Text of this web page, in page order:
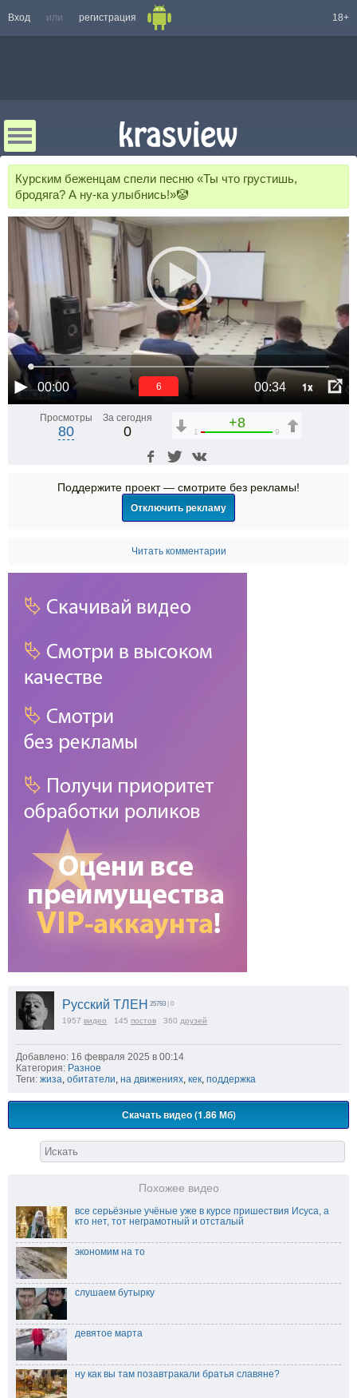
Вход или регистрация 18+
Курским беженцам спели песню «Ты что грустишь,
бродяга? А ну-ка улыбнись!»🤡
00:00 00:34 1x
6
Просмотры
80
За сегодня
0
+8
1 9
Поддержите проект — смотрите без рекламы!
Отключить рекламу
Читать комментарии
Русский ТЛЕН 25793 | 0
1957 видео 145 постов 360 друзей
Добавлено: 16 февраля 2025 в 00:14
Категория: Разное
Теги: жиза, обитатели, на движениях, кек, поддержка
Скачать видео (1.86 Мб)
Похожее видео
все серьёзные учёные уже в курсе пришествия Исуса, а
кто нет, тот неграмотный и отсталый
экономим на то
слушаем бутырку
девятое марта
ну как вы там позавтракали братья славяне?